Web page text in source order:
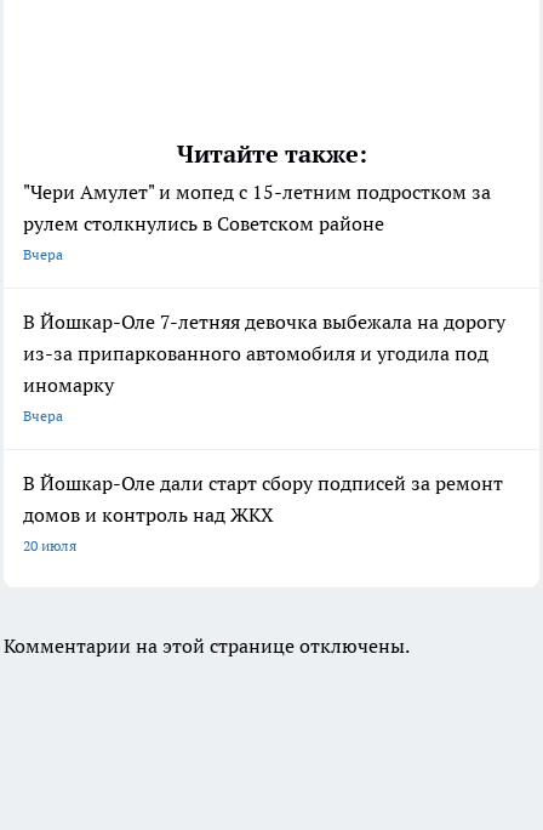
Читайте также:
"Чери Амулет" и мопед с 15-летним подростком за
рулем столкнулись в Советском районе
Вчера
В Йошкар-Оле 7-летняя девочка выбежала на дорогу
из-за припаркованного автомобиля и угодила под
иномарку
Вчера
В Йошкар-Оле дали старт сбору подписей за ремонт
домов и контроль над ЖКХ
20 июля
Комментарии на этой странице отключены.